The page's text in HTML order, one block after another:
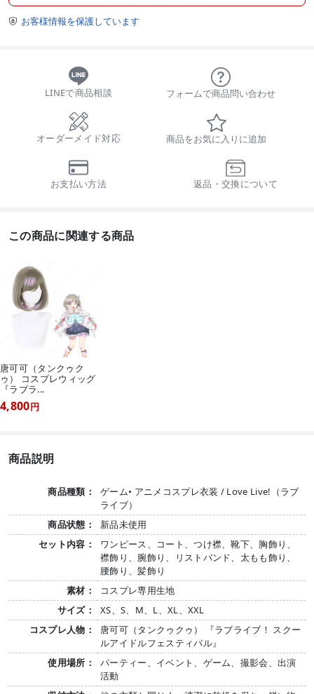
 お客様情報を保護しています
LINEで商品相談 フォームで商品問い合わせ
オーダーメイド対応 商品をお気に入りに追加
お支払い方法 返品・交換について
この商品に関連する商品
唐可可（タンクゥク
ゥ） コスプレウィッグ
『ラブラ...
4,800円
商品説明
商品種類：
ゲーム• アニメコスプレ衣装 / Love Live!（ラブ
ライブ）
商品状態：
新品未使用
セット内容：
ワンピース、コート、つけ襟、靴下、胸飾り、
襟飾り、腕飾り、リストバンド、太もも飾り、
腰飾り、髪飾り
素材：
コスプレ専用生地
サイズ：
XS、S、M、L、XL、XXL
コスプレ人物：
唐可可（タンクゥクゥ） 『ラブライブ！ スクー
ルアイドルフェスティバル』
使用場所：
パーティー、イベント、ゲーム、撮影会、出演
活動